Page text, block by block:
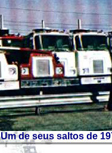
Um de seus saltos de